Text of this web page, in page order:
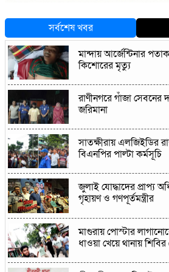
সর্বশেষ খবর
মান্দায় আর্জেন্টিনার
কিশোরের মৃত্যু
রাণীনগরে গাঁজা সেবনের
জরিমানা
সাতক্ষীরায় এলজিইডির
বিএনপির পাল্টা কর্মসূচি
জুলাই যোদ্ধাদের প্রাপ্য
গৃহায়ণ ও গণপূর্তমন্ত্রীর
মাগুরায় পোস্টার
ধাওয়া খেয়ে থানায় শিবির